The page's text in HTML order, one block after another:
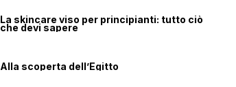
La skincare viso per principianti: tutto ciò
che devi sapere
Alla scoperta dell’Egitto